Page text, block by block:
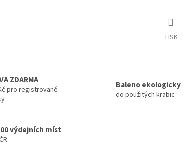
TISK
ZDARMA
pro registrované
Baleno ekologicky
do použitých krabic
výdejních míst